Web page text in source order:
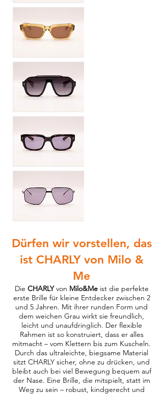
Dürfen wir vorstellen, das
ist CHARLY von Milo &
Me
Die CHARLYvon Milo&Meist die perfekte
erste Brille für kleine Entdecker zwischen 2
und 5 Jahren. Mit ihrer runden Form und
dem weichen Grau wirkt sie freundlich,
leicht und unaufdringlich. Der flexible
Rahmen ist so konstruiert, dass er alles
mitmacht – vom Klettern bis zum Kuscheln.
Durch das ultraleichte, biegsame Material
sitzt CHARLY sicher, ohne zu drücken, und
bleibt auch bei viel Bewegung bequem auf
der Nase. Eine Brille, die mitspielt, statt im
Weg zu sein – robust, kindgerecht und